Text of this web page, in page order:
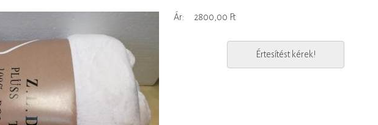
Ár: 2800,00 Ft
Értesítést kérek!